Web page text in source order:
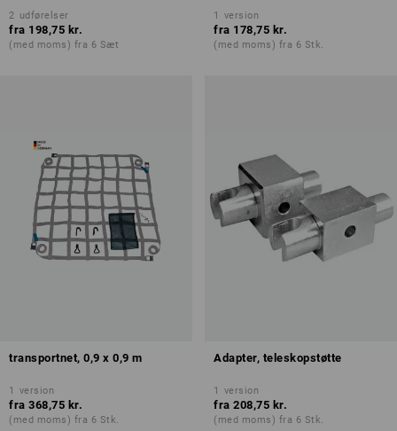
2 udførelser
fra 198,75 kr.
(med moms) fra 6 Sæt
1 version
fra 178,75 kr.
(med moms) fra 6 Stk.
transportnet, 0,9 x 0,9 m
1 version
fra 368,75 kr.
(med moms) fra 6 Stk.
Adapter, teleskopstøtte
1 version
fra 208,75 kr.
(med moms) fra 6 Stk.